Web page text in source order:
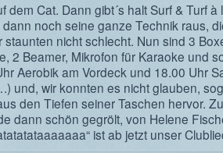
dem Cat. Dann gibt´s halt Surf & Turf à
noch seine ganze Technik raus,
staunten nicht schlecht. Nun sind 3
2 Beamer, Mikrofon für Karaoke und
Aerobik am Vordeck und 18.00 Uhr
und, wir konnten es nicht glauben,
den Tiefen seiner Taschen hervor.
dann schön gegrölt, von Helene
ist ab jetzt unser